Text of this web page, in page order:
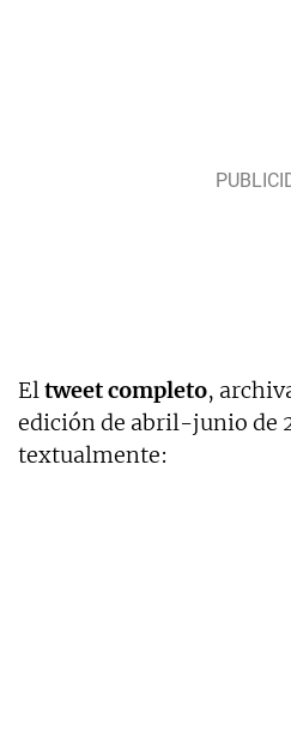
Eltweet completo,
edición de abril-junio de
textualmente: